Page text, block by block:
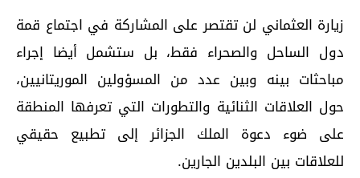
زيارة العثماني لن تقتصر على المشاركة في اجتماع قمة
دول الساحل والصحراء فقط، بل ستشمل أيضا إجراء
مباحثات بينه وبين عدد من المسؤولين الموريتانيين،
حول العلاقات الثنائية والتطورات التي تعرفها المنطقة
على ضوء دعوة الملك الجزائر إلى تطبيع حقيقي
للعلاقات بين البلدين الجارين.